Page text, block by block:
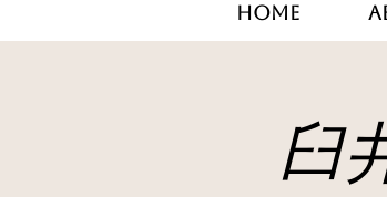
Home
臼